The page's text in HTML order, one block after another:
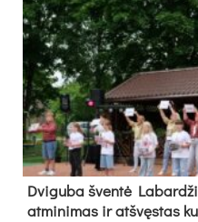
Dvi­gu­ba šven­tė
at­mi­ni­mas ir at­švęs­tas